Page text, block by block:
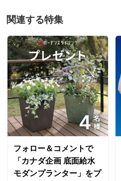
関連する特集
フォロー＆コメントで
「カナダ企画 底面給水
モダンプランター」をプ